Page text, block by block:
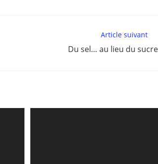
Article suivant
Du sel… au lieu du